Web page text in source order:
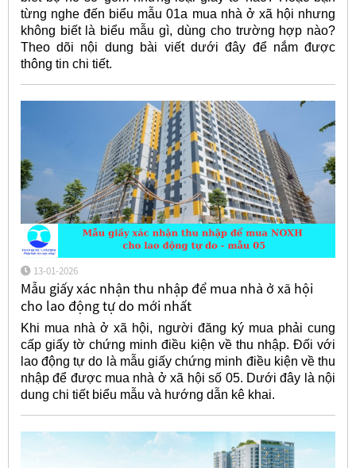
từng nghe đến biểu mẫu 01a mua nhà ở xã hội nhưng
không biết là biểu mẫu gì, dùng cho trường hợp nào?
Theo dõi nội dung bài viết dưới đây để nắm được
thông tin chi tiết.
13-01-2026
Mẫu giấy xác nhận thu nhập để mua nhà ở xã hội
cho lao động tự do mới nhất
Khi mua nhà ở xã hội, người đăng ký mua phải cung
cấp giấy tờ chứng minh điều kiện về thu nhập. Đối với
lao động tự do là mẫu giấy chứng minh điều kiện về thu
nhập để được mua nhà ở xã hội số 05. Dưới đây là nội
dung chi tiết biểu mẫu và hướng dẫn kê khai.